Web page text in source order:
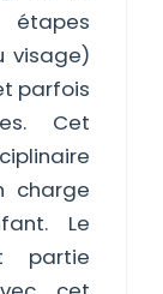
étapes
visage)
parfois
Cet
charge
Le
partie